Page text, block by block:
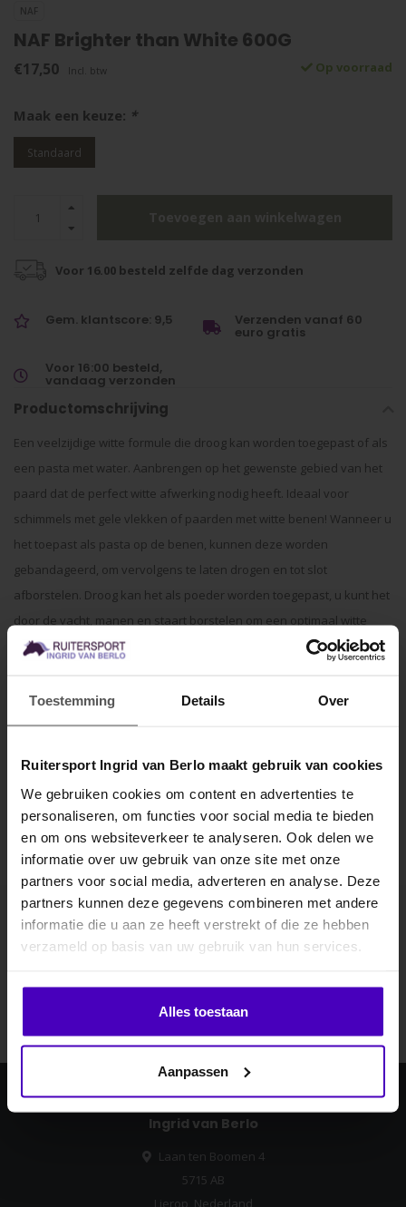
Toestemming Details Over
Ruitersport Ingrid van Berlo maakt gebruik van cookies
We gebruiken cookies om content en advertenties te
personaliseren, om functies voor social media te bieden
en om ons websiteverkeer te analyseren. Ook delen we
informatie over uw gebruik van onze site met onze
partners voor social media, adverteren en analyse. Deze
partners kunnen deze gegevens combineren met andere
informatie die u aan ze heeft verstrekt of die ze hebben
verzameld op basis van uw gebruik van hun services.
Alles toestaan
Aanpassen
NAF
NAF Brighter than White 600G
€17,50 Incl. btw Op voorraad
Maak een keuze: *
Standaard
Voor 16.00 besteld zelfde dag verzonden
Gem. klantscore: 9,5 Verzenden vanaf 60
euro gratis
Voor 16:00 besteld,
vandaag verzonden
Productomschrijving
Een veelzijdige witte formule die droog kan worden toegepast of als
een pasta met water. Aanbrengen op het gewenste gebied van het
paard dat de perfect witte afwerking nodig heeft. Ideaal voor
schimmels met gele vlekken of paarden met witte benen! Wanneer u
het toepast als pasta op de benen, kunnen deze worden
gebandageerd, om vervolgens te laten drogen en tot slot
afborstelen. Droog kan het als poeder worden toegepast, u kunt het
door de vacht, manen en staart borstelen om een optimaal witte
afwerking te creëren.
Specificaties
Abonneer je op onze nieuwsbrief
Ingrid van Berlo
Laan ten Boomen 4
5715 AB
Lierop, Nederland
MELD JE AAN VOOR
10% KORTING
.